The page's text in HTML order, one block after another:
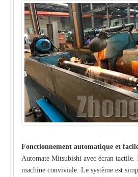
Fonctionnement automatique et
Automate Mitsubishi avec écran
machine conviviale. Le système est